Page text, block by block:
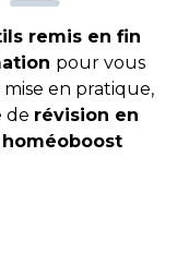
remis en fin
pour vous
en pratique,
de révision en